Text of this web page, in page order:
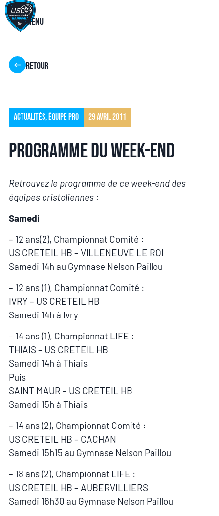
Menu
Retour
Actualités, Équipe pro 29 avril 2011
Programme du week-end
Retrouvez le programme de ce week-end des
équipes cristoliennes :
Samedi
– 12 ans(2), Championnat Comité :
US CRETEIL HB – VILLENEUVE LE ROI
Samedi 14h au Gymnase Nelson Paillou
– 12 ans (1), Championnat Comité :
IVRY – US CRETEIL HB
Samedi 14h à Ivry
– 14 ans (1), Championnat LIFE :
THIAIS – US CRETEIL HB
Samedi 14h à Thiais
Puis
SAINT MAUR – US CRETEIL HB
Samedi 15h à Thiais
– 14 ans (2), Championnat Comité :
US CRETEIL HB – CACHAN
Samedi 15h15 au Gymnase Nelson Paillou
– 18 ans (2), Championnat LIFE :
US CRETEIL HB – AUBERVILLIERS
Samedi 16h30 au Gymnase Nelson Paillou